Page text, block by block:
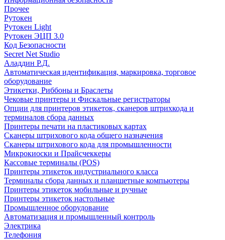
Прочее
Рутокен
Рутокен Light
Рутокен ЭЦП 3.0
Код Безопасности
Secret Net Studio
Аладдин Р.Д.
Автоматическая идентификация, маркировка, торговое
оборудование
Этикетки, Риббоны и Браслеты
Чековые принтеры и Фискальные регистраторы
Опции для принтеров этикеток, сканеров штрихкода и
терминалов сбора данных
Принтеры печати на пластиковых картах
Сканеры штрихового кода общего назначения
Сканеры штрихового кода для промышленности
Микрокиоски и Прайсчеккеры
Кассовые терминалы (POS)
Принтеры этикеток индустриального класса
Терминалы сбора данных и планшетные компьютеры
Принтеры этикеток мобильные и ручные
Принтеры этикеток настольные
Промышленное оборудование
Автоматизация и промышленный контроль
Электрика
Телефония